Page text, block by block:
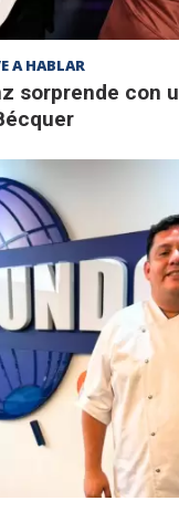
A HABLAR
sorprende con